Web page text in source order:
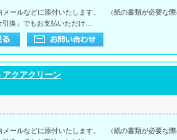
メールなどに添付いたします。 （紙の書類が必要な際
換」でもお支払いただけ…
クアクリーン
メールなどに添付いたします。 （紙の書類が必要な際